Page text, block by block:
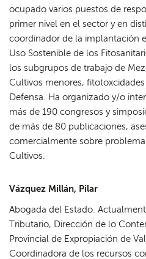
ocupado varios puestos de
primer nivel en el sector y en
coordinador de la implantación
Uso Sostenible de los
los subgrupos de trabajo de
Cultivos menores,
Defensa. Ha organizado y/o
más de 190 congresos y
de más de 80 publicaciones,
comercialmente sobre
Cultivos.
Vázquez Millán, Pilar
Abogada del Estado.
Tributario, Dirección de lo
Provincial de Expropiación de
Coordinadora de los recursos